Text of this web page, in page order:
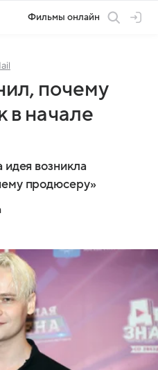
Фильмы онлайн
почему
в начале
идея возникла
продюсеру»